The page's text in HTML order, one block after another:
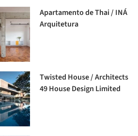
Apartamento de Thai / INÁ
Arquitetura
Twisted House / Architects
49 House Design Limited